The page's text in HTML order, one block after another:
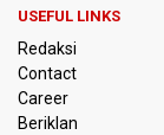
Sebesar 145,3
Penjelasan
USEFUL LINKS
Redaksi
Contact
Career
Beriklan